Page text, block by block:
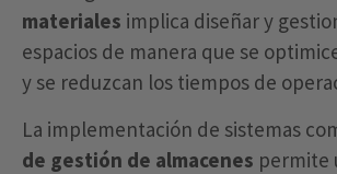
materiales implica diseñar y
espacios de manera que se
y se reduzcan los tiempos de
La implementación de sistemas
de gestión de almacenes permite